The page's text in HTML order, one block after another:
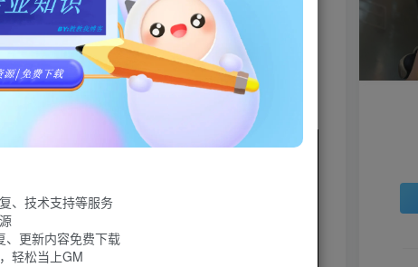
Joanna，你作为人类为数不多的幸存者将要走
、技术支持等服务
、更新内容免费下载
轻松当上GM